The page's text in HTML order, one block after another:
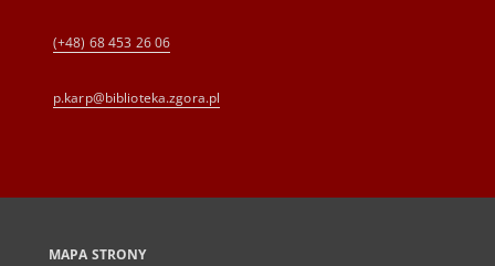
(+48) 68 453 26 06
p.karp@biblioteka.zgora.pl
MAPA STRONY